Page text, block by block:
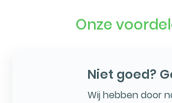
Onze
Niet goed?
Wij hebben door